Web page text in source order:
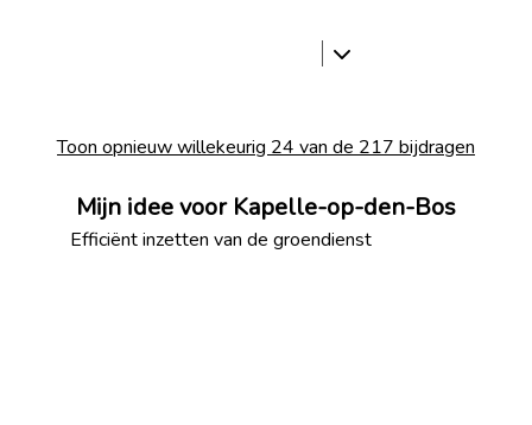
Toon opnieuw willekeurig 24 van de 217 bijdragen
Mijn idee voor Kapelle-op-den-Bos
Efficiënt inzetten van de groendienst